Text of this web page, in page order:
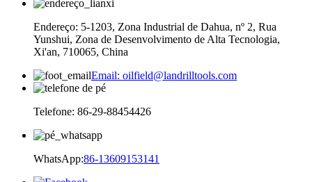
Endereço: 5-1203, Zona Industrial de Dahua, nº 2, Rua
Yunshui, Zona de Desenvolvimento de Alta Tecnologia,
Xi'an, 710065, China
Email: oilfield@landrilltools.com
Telefone: 86-29-88454426
WhatsApp:86-13609153141